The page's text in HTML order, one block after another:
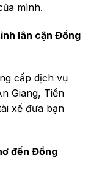
mình.
lân cận Đồng
cấp dịch vụ
Giang, Tiền
xế đưa bạn
đến Đồng